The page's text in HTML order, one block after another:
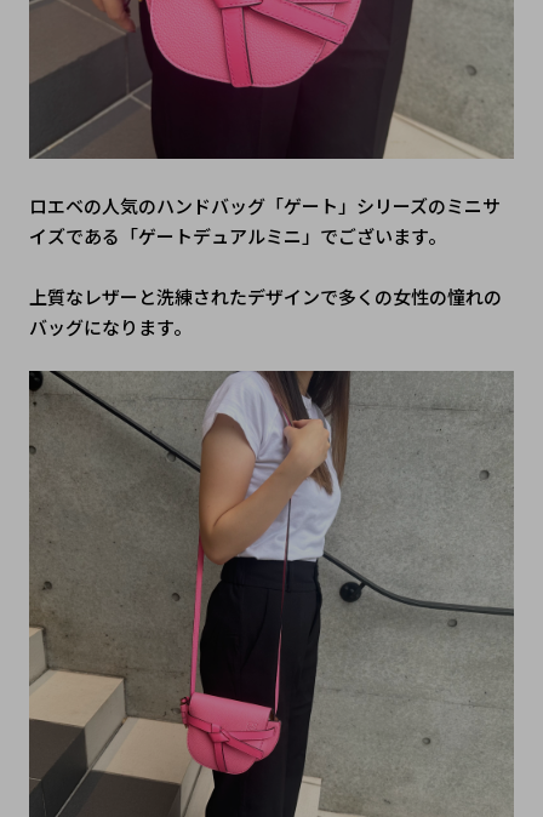
ロエベの人気のハンドバッグ「ゲート」シリーズのミニサ
イズである「ゲートデュアルミニ」でございます。
上質なレザーと洗練されたデザインで多くの女性の憧れの
バッグになります。